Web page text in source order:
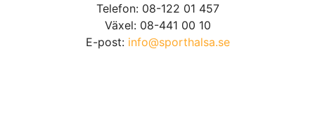
Telefon: 08-122 01 457
Växel: 08-441 00 10
E-post: info@sporthalsa.se